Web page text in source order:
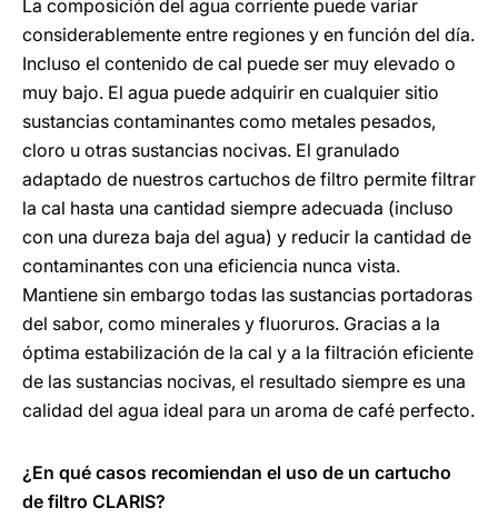
La composición del agua corriente puede variar
considerablemente entre regiones y en función del día.
Incluso el contenido de cal puede ser muy elevado o
muy bajo. El agua puede adquirir en cualquier sitio
sustancias contaminantes como metales pesados,
cloro u otras sustancias nocivas. El granulado
adaptado de nuestros cartuchos de filtro permite filtrar
la cal hasta una cantidad siempre adecuada (incluso
con una dureza baja del agua) y reducir la cantidad de
contaminantes con una eficiencia nunca vista.
Mantiene sin embargo todas las sustancias portadoras
del sabor, como minerales y fluoruros. Gracias a la
óptima estabilización de la cal y a la filtración eficiente
de las sustancias nocivas, el resultado siempre es una
calidad del agua ideal para un aroma de café perfecto.
¿En qué casos recomiendan el uso de un cartucho
de filtro CLARIS?